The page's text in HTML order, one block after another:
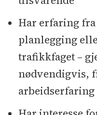
Har erfaring
planlegging
trafikkfaget –
nødvendigvis,
arbeidserfaring